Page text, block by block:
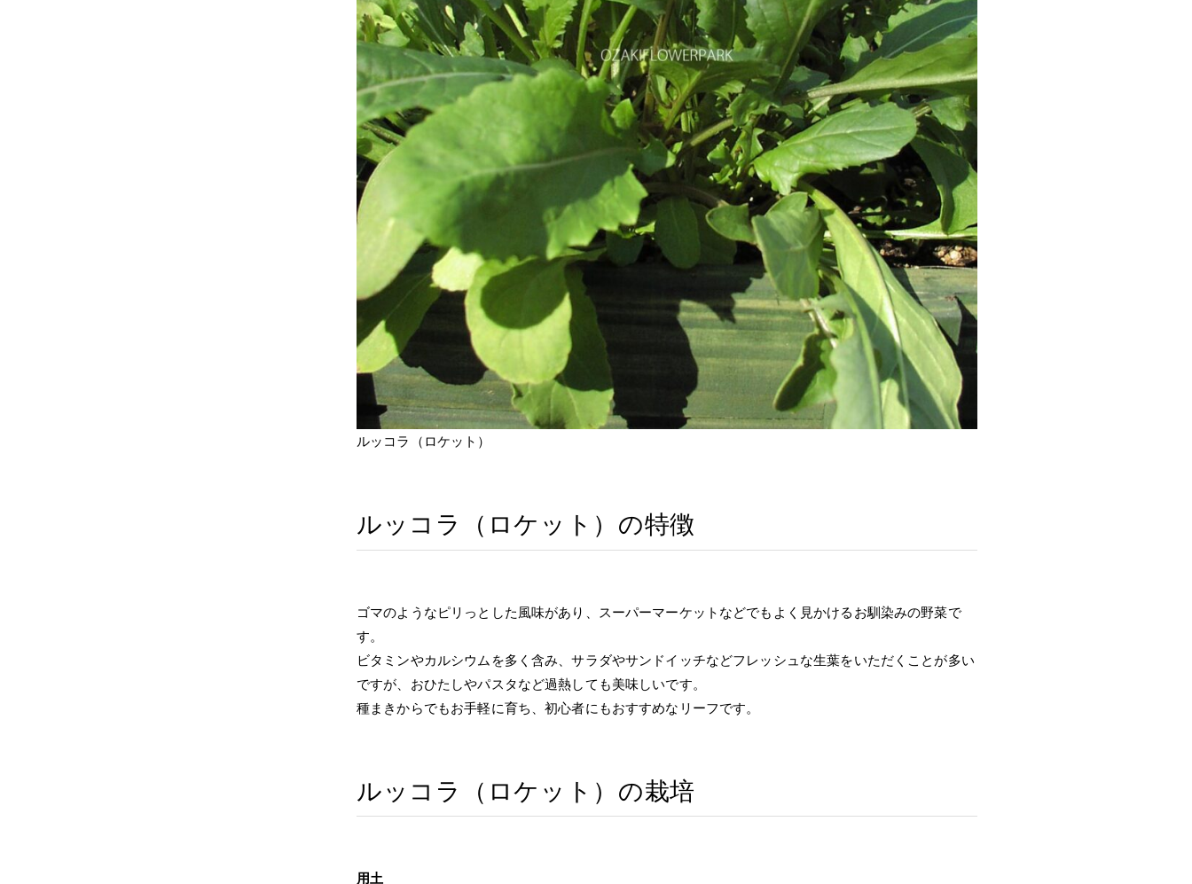
ルッコラ（ロケット）
ルッコラ（ロケット）の特徴
ゴマのようなピリっとした風味があり、スーパーマーケットなどでもよく見かけるお馴染みの野菜で
す。
ビタミンやカルシウムを多く含み、サラダやサンドイッチなどフレッシュな生葉をいただくことが多い
ですが、おひたしやパスタなど過熱しても美味しいです。
種まきからでもお手軽に育ち、初心者にもおすすめなリーフです。
ルッコラ（ロケット）の栽培
用土